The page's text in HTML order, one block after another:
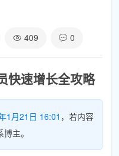
409 0
快速增长全攻略
1月21日 16:01 ，若内容
主。